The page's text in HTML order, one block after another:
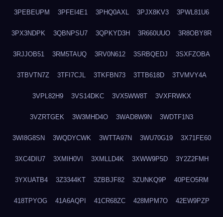
3PEBEUPM 3PFEI4E1 3PHQ0AXL 3PJX8KV3 3PWL81U6
3PX3NDPK 3QBNPSU7 3QPKYD3H 3R660UUO 3R8OBY8R
3RJJOB51 3RM5TAUQ 3RV0N612 3SRBQEDJ 3SXFZOBA
3TBVTN7Z 3TFI7CJL 3TKFBN73 3TTB618D 3TVMVY4A
3VPL82H9 3VS14DKC 3VX5WW8T 3VXFRWKX
3VZRTGEK 3W3MHD4O 3WAD8W9N 3WDTF1N3
3WI8G8SN 3WQDYCWK 3WTTA97N 3WU70G19 3X71FE60
3XC4DIU7 3XMIH0VI 3XMLLD4K 3XWW9P5D 3Y2Z2FMH
3YXUATB4 3Z3344KT 3ZBBJF82 3ZUNKQ9P 40PEO5RM
418TPYOG 41A6AQPI 41CR68ZC 428MPM7O 42EW9PZP